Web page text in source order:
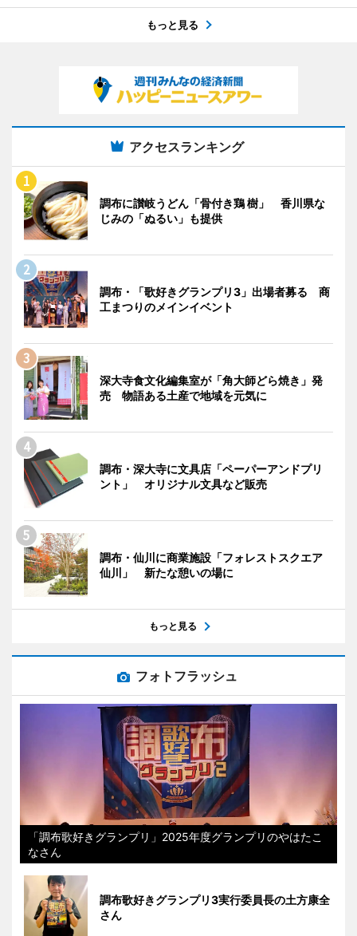
もっと見る
アクセスランキング
調布に讃岐うどん「骨付き鶏 樹」 香川県な
じみの「ぬるい」も提供
調布・「歌好きグランプリ3」出場者募る 商
工まつりのメインイベント
深大寺食文化編集室が「角大師どら焼き」発
売 物語ある土産で地域を元気に
調布・深大寺に文具店「ペーパーアンドプリ
ント」 オリジナル文具など販売
調布・仙川に商業施設「フォレストスクエア
仙川」 新たな憩いの場に
もっと見る
フォトフラッシュ
「調布歌好きグランプリ」2025年度グランプリのやはたこ
なさん
調布歌好きグランプリ3実行委員長の土方康全
さん